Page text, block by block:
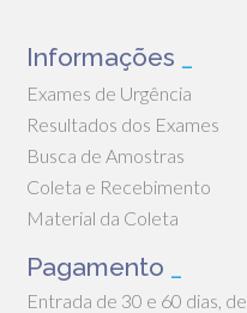
Informações
Exames de Urgência
Resultados dos Exames
Busca de Amostras
Coleta e Recebimento
Material da Coleta
Pagamento
Entrada de 30 e 60 dias,